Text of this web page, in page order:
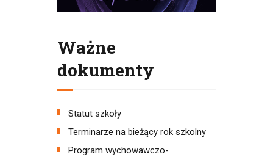
Ważne
dokumenty
Statut szkoły
Terminarze na bieżący rok szkolny
Program wychowawczo-